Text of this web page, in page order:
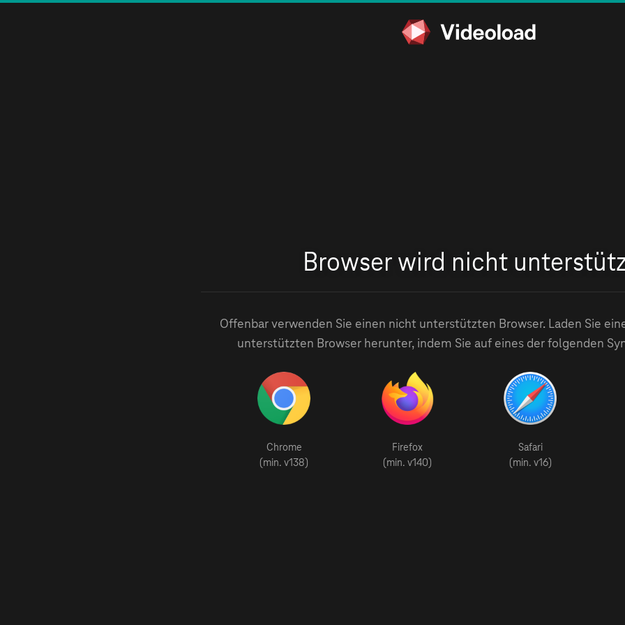
Browser wird nicht
Offenbar verwenden Sie einen nicht unterstützten Browser. Laden Sie
unterstützten Browser herunter, indem Sie auf eines der folgenden
Chrome
(min. v138)
Firefox
(min. v140)
Safari
(min. v16)